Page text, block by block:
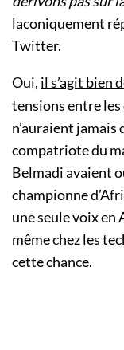
laconiquement
Twitter.
Oui, il s’agit bien
tensions entre les
n’auraient
compatriote du
Belmadi avaient
championne
une seule voix en
même chez les
cette chance.